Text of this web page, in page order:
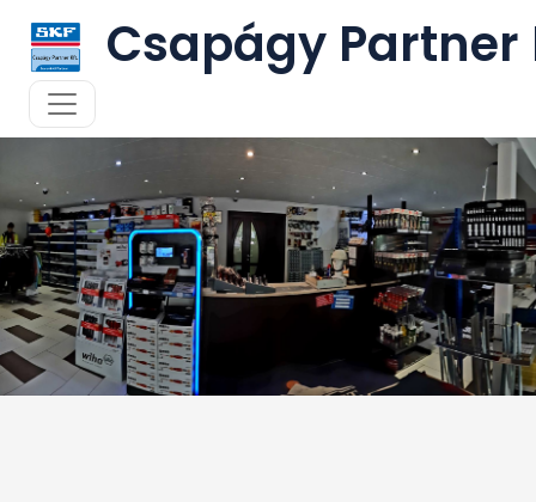
Csapágy Partner